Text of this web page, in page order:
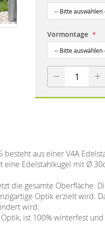
Vormontage
besteht aus einer V4A
eine Edelstahlkugel mit Ø
die gesamte Oberfläche.
Optik erzielt wird.
wird.
ist 100% winterfest